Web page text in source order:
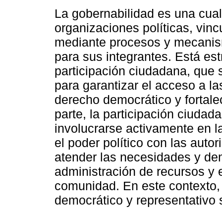
La gobernabilidad es una
organizaciones políticas,
mediante procesos y
para sus integrantes. Está
participación ciudadana, que
para garantizar el acceso a
derecho democrático y
parte, la participación
involucrarse activamente en
el poder político con las
atender las necesidades y
administración de recursos y
comunidad. En este
democrático y